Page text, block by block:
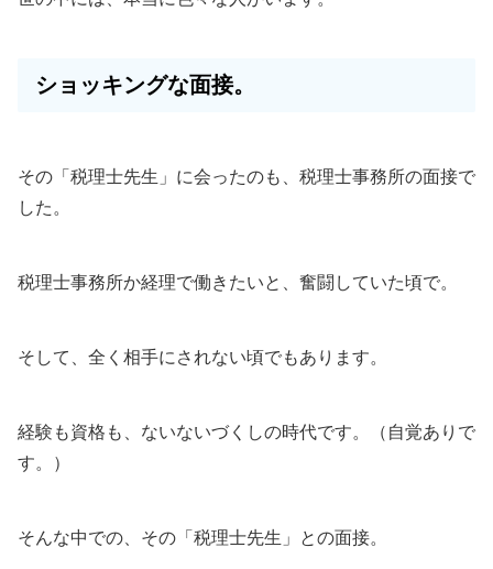
ショッキングな面接。
その「税理士先生」に会ったのも、税理士事務所の面接で
した。
税理士事務所か経理で働きたいと、奮闘していた頃で。
そして、全く相手にされない頃でもあります。
経験も資格も、ないないづくしの時代です。（自覚ありで
す。）
そんな中での、その「税理士先生」との面接。